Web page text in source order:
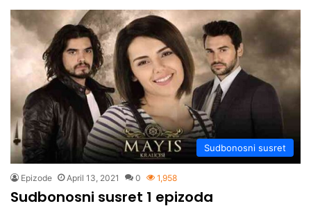
Sudbonosni susret
Epizode April 13, 2021 0 1,958
Sudbonosni susret 1 epizoda